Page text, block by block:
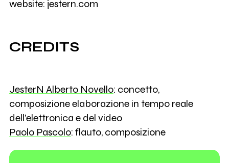
website: jestern.com
CREDITS
JesterN Alberto Novello: concetto,
composizione elaborazione in tempo reale
dell'elettronica e del video
Paolo Pascolo: flauto, composizione